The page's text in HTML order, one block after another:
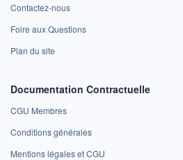
Contactez-nous
Foire aux Questions
Plan du site
Documentation Contractuelle
CGU Membres
Conditions générales
Mentions légales et CGU